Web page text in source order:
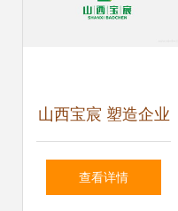
山西宝宸 塑造企业
形象的艺术与科学
查看详情